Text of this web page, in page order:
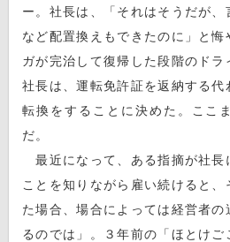
ー。社長は、「それはそうだが
など配置換えもできたのに」と
ガが完治して復帰した段階のドラ
社長は、運転免許証を返納する
転換をすることに決めた。ここ
だ。
最近になって、ある指摘が社長
ことを知りながら雇い続けると
た場合、場合によっては経営者
るのでは」。３年前の「ほとけご